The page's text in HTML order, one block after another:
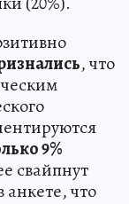
, что
9%
свайпнут
анкете, что